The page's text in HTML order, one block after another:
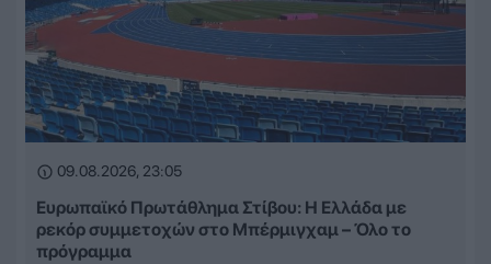
09.08.2026, 23:05
Ευρωπαϊκό Πρωτάθλημα Στίβου: Η Ελλάδα με
ρεκόρ συμμετοχών στο Μπέρμιγχαμ – Όλο το
πρόγραμμα